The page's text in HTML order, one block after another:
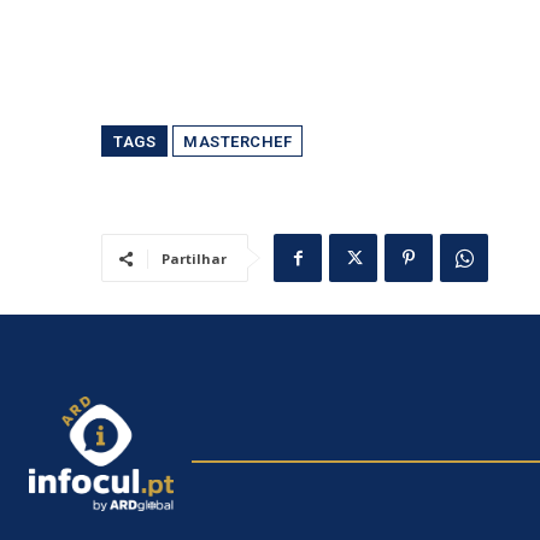
TAGS MASTERCHEF
Partilhar